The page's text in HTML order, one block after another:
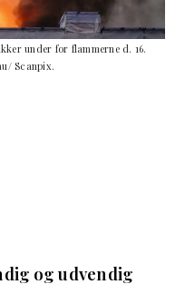
under for flammerne d. 16.
Scanpix.
og udvendig